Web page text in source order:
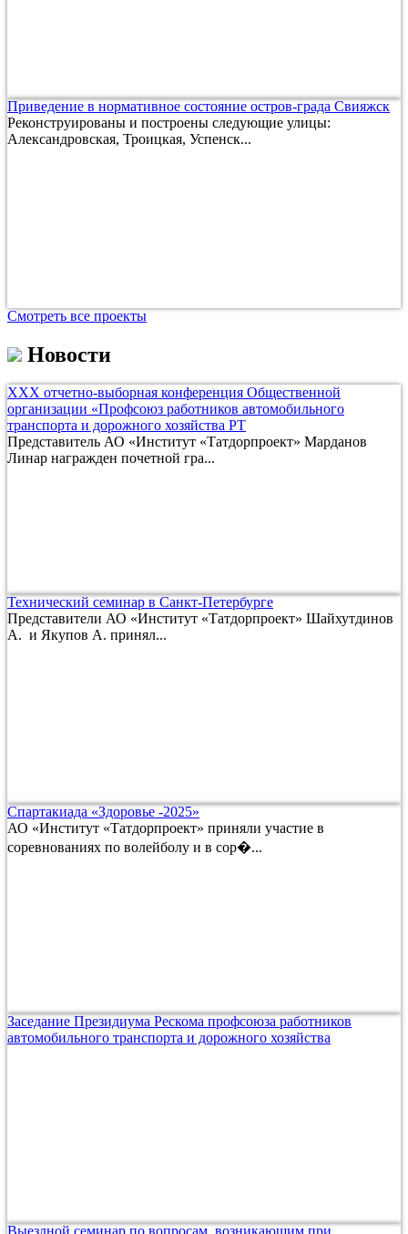
Приведение в нормативное состояние остров-града Свияжск
Реконструированы и построены следующие улицы:
Александровская, Троицкая, Успенск...
Смотреть все проекты
Новости
ХХХ отчетно-выборная конференция Общественной
организации «Профсоюз работников автомобильного
транспорта и дорожного хозяйства РТ
Представитель АО «Институт «Татдорпроект» Марданов
Линар награжден почетной гра...
Технический семинар в Санкт-Петербурге
Представители АО «Институт «Татдорпроект» Шайхутдинов
А. и Якупов А. принял...
Спартакиада «Здоровье -2025»
АО «Институт «Татдорпроект» приняли участие в
соревнованиях по волейболу и в сор�...
Заседание Президиума Рескома профсоюза работников
автомобильного транспорта и дорожного хозяйства